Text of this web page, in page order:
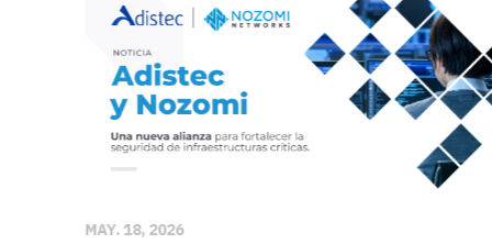
Programs
Adistec Service Providers Programs (ASPP)
ofrece programas específicos para
proveedores de servicios basados en el
modelo de suscripción mensual.
Oficinas
Con sede en Miami, EE. UU., Adistec tiene
operaciones locales en 17 países de América
Latina, con más de 300 empleados.
SABER MÁS
MAY. 18, 2026